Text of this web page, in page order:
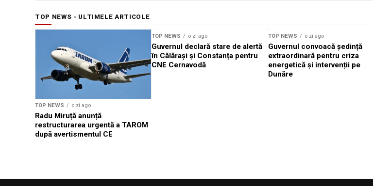
TOP NEWS - ULTIMELE ARTICOLE
TOP NEWS o zi ago
Radu Miruță anunță
restructurarea urgentă a TAROM
după avertismentul CE
TOP NEWS o zi ago
Guvernul declară stare de alertă
în Călărași și Constanța pentru
CNE Cernavodă
TOP NEWS o zi ago
Guvernul convoacă ședință
extraordinară pentru criza
energetică și intervenții pe
Dunăre